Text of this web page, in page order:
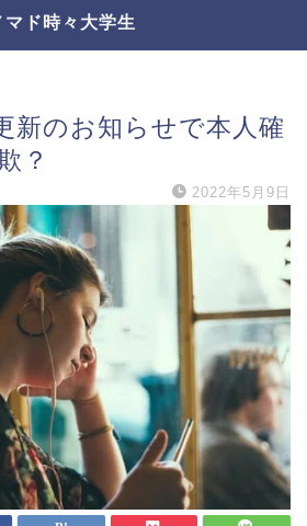
マド時々大学生
新のお知らせで本人確
？
2022年5月9日